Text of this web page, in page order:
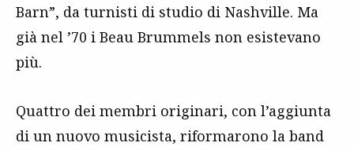
Barn”, da turnisti di studio di Nashville. Ma
già nel ’70 i Beau Brummels non esistevano
più.
Quattro dei membri originari, con l’aggiunta
di un nuovo musicista, riformarono la band